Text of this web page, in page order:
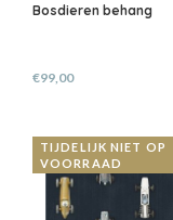
Bosdieren behang
€99,00
TIJDELIJK NIET OP
VOORRAAD